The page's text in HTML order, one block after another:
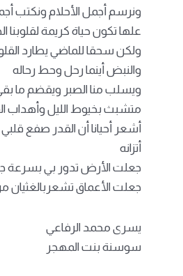
ونرسم أجمل الأحلام ونكتب
علها تكون حياة كريمة لقلوبنا
ولكن سحقا للماضي يطارد
والنبض أينما رحل وحط رحاله
ويسلب منا الصبر ويقضم ما
متشبث بخيوط الليل وأهداب
أشعر أحيانا أن القدر صفع
أتزانه
جعلت الأرض تدور بي بسرعة
جعلت الأعماق
يسرى محمد الرفاعي
سوسنة بنت المهجر